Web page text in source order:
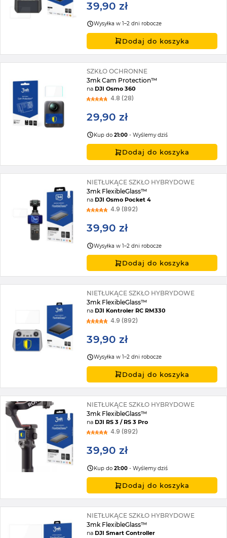
39,90 zł
Wysyłka w 1–2 dni robocze
Dodaj do koszyka
SZKŁO OCHRONNE
3mk Cam Protection™
naDJI Osmo 360
4.8 (28)
29,90 zł
Kup do21:00 - Wyślemy dziś
Dodaj do koszyka
NIETŁUKĄCE SZKŁO HYBRYDOWE
3mk FlexibleGlass™
naDJI Osmo Pocket 4
4.9 (892)
39,90 zł
Wysyłka w 1–2 dni robocze
Dodaj do koszyka
NIETŁUKĄCE SZKŁO HYBRYDOWE
3mk FlexibleGlass™
naDJI Kontroler RC RM330
4.9 (892)
39,90 zł
Wysyłka w 1–2 dni robocze
Dodaj do koszyka
NIETŁUKĄCE SZKŁO HYBRYDOWE
3mk FlexibleGlass™
naDJI RS 3 / RS 3 Pro
4.9 (892)
39,90 zł
Kup do21:00 - Wyślemy dziś
Dodaj do koszyka
NIETŁUKĄCE SZKŁO HYBRYDOWE
3mk FlexibleGlass™
naDJI Smart Controller